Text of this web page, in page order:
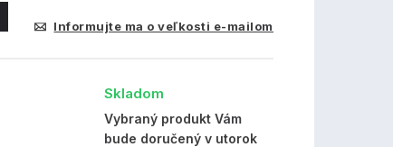
Informujte ma o veľkosti e-mailom
Skladom
Vybraný produkt Vám
bude doručený v utorok